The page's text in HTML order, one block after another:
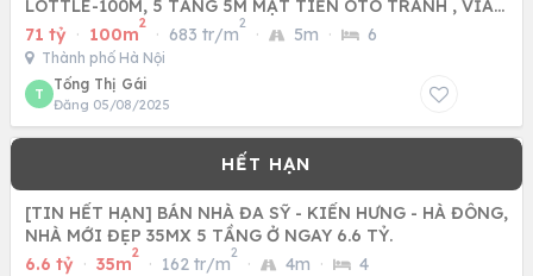
LOTTLE-100M, 5 TẦNG 5M MẶT TIỀN OTO TRÁNH , VỈA
HÈ KINH DOANH .
71 tỷ · 100m
2
· 683 tr/m
2
· 5m · 6
Thành phố Hà Nội
T
Tống Thị Gái
Đăng 05/08/2025
[TIN HẾT HẠN] BÁN NHÀ ĐA SỸ - KIẾN HƯNG - HÀ ĐÔNG,
NHÀ MỚI ĐẸP 35MX 5 TẦNG Ở NGAY 6.6 TỶ.
6.6 tỷ · 35m
2
· 162 tr/m
2
· 4m · 4